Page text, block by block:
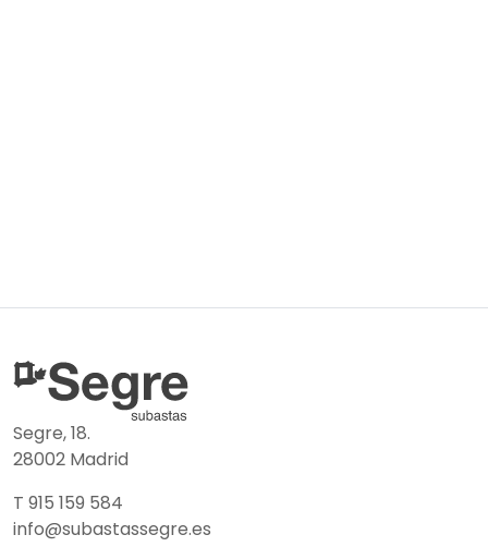
Segre, 18.
28002 Madrid
T 915 159 584
info@subastassegre.es